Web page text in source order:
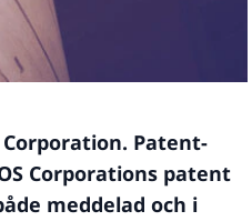
Patent-
Corporations patent
meddelad och i